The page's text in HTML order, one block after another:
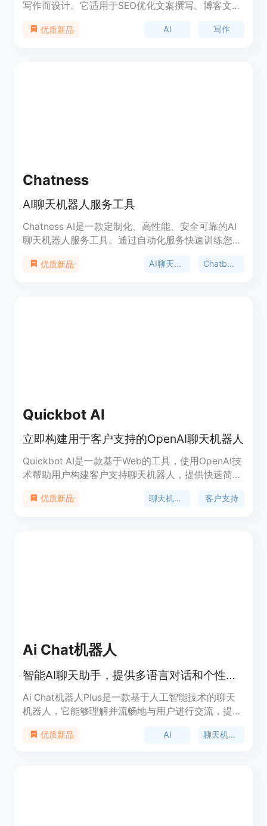
写作而设计。它适用于SEO优化文案撰写、博客文章
场景。其独有的AI技术确保生成高质量内容，贴近人
优质新品 AI 写作
Chatness
AI聊天机器人服务工具
Chatness AI是一款定制化、高性能、安全可靠的AI
聊天机器人服务工具。通过自动化服务快速训练您的
30天退款保证。现在免费试用！
优质新品 AI聊天机器人 ChatbotService
Quickbot AI
立即构建用于客户支持的OpenAI聊天机器人
Quickbot AI是一款基于Web的工具，使用OpenAI技
术帮助用户构建客户支持聊天机器人，提供快速简单
人。产品具有高度安全性，所有数据将托管在您的
优质新品 聊天机器人 客户支持
Ai Chat机器人
智能AI聊天助手，提供多语言对话和个性化服务。
Ai Chat机器人Plus是一款基于人工智能技术的聊天
机器人，它能够理解并流畅地与用户进行交流，提供
过模仿人类的对话方式，为用户提供了一个直观、便
优质新品 AI 聊天机器人